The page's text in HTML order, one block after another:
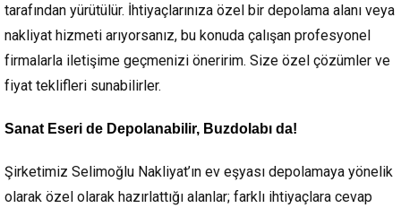
tarafından yürütülür. İhtiyaçlarınıza özel bir depolama alanı veya
nakliyat hizmeti arıyorsanız, bu konuda çalışan profesyonel
firmalarla iletişime geçmenizi öneririm. Size özel çözümler ve
fiyat teklifleri sunabilirler.
Sanat Eseri de Depolanabilir, Buzdolabı da!
Şirketimiz Selimoğlu Nakliyat’ın ev eşyası depolamaya yönelik
olarak özel olarak hazırlattığı alanlar; farklı ihtiyaçlara cevap